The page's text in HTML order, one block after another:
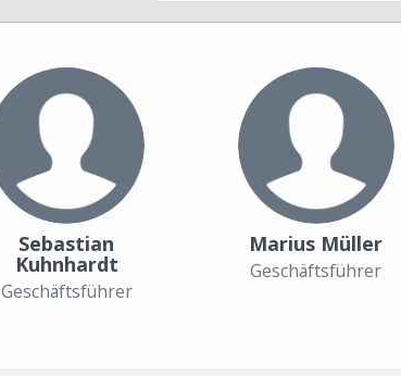
Sebastian
Kuhnhardt
Geschäftsführer
Marius Müller
Geschäftsführer